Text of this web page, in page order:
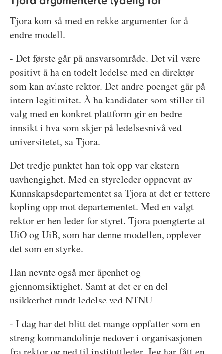
Tjora kom så med en rekke argumenter for å
endre modell.
- Det første går på ansvarsområde. Det vil være
positivt å ha en todelt ledelse med en direktør
som kan avlaste rektor. Det andre poenget går på
intern legitimitet. Å ha kandidater som stiller til
valg med en konkret plattform gir en bedre
innsikt i hva som skjer på ledelsesnivå ved
universitetet, sa Tjora.
Det tredje punktet han tok opp var ekstern
uavhengighet. Med en styreleder oppnevnt av
Kunnskapsdepartementet sa Tjora at det er tettere
kopling opp mot departementet. Med en valgt
rektor er hen leder for styret. Tjora poengterte at
UiO og UiB, som har denne modellen, opplever
det som en styrke.
Han nevnte også mer åpenhet og
gjennomsiktighet. Samt at det er en del
usikkerhet rundt ledelse ved NTNU.
- I dag har det blitt det mange oppfatter som en
streng kommandolinje nedover i organisasjonen